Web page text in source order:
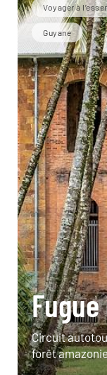
Voyager à
Guyane
Circuit
forêt